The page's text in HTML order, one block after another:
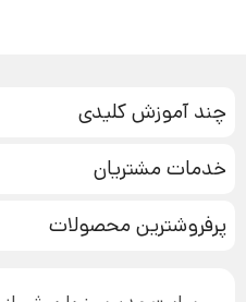
چند آموزش کلیدی
بازاریابی عصبی
تبلیغ نویسی
افزایش عملکرد
خدمات مشتریان
آموزش دسترسی به دانلود
پرفروشترین محصولات
دوره جدید